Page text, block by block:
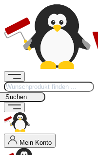
Suchen
Mein Konto